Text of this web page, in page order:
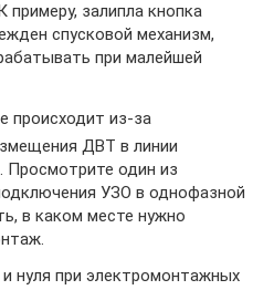
примеру, залипла кнопка
спусковой механизм,
при малейшей
происходит из-за
ДВТ в линии
Просмотрите один из
УЗО в однофазной
в каком месте нужно
нуля при электромонтажных